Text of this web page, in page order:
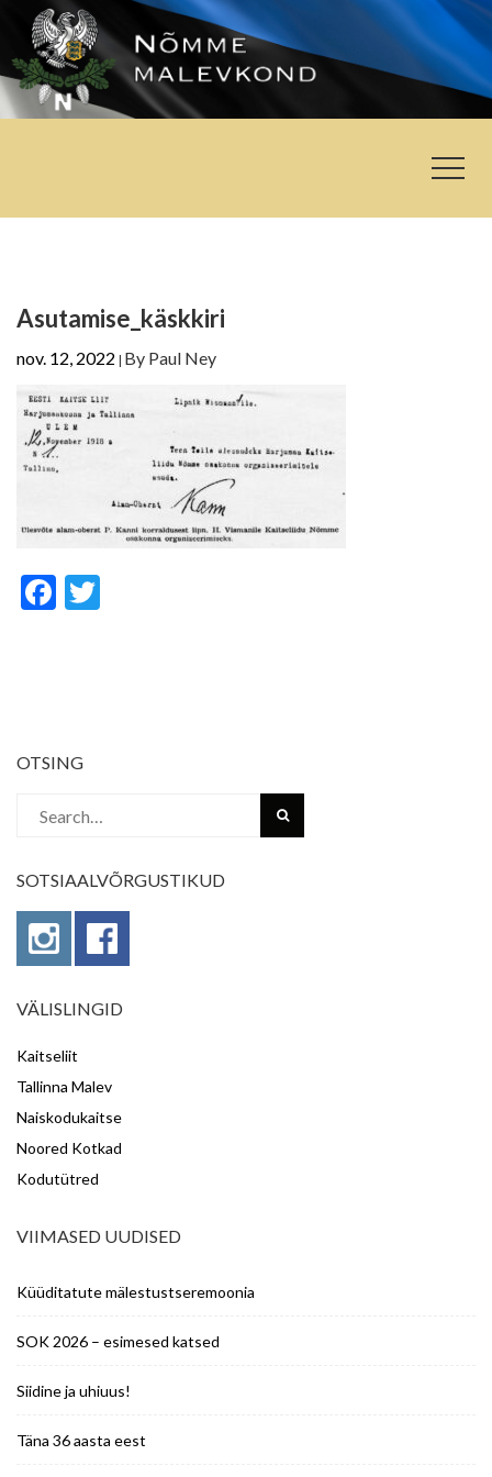
Asutamise_käskkiri
nov. 12, 2022 | By Paul Ney
Facebook
OTSING
Search
SOTSIAALVÕRGUSTIKUD
VÄLISLINGID
Kaitseliit
Tallinna Malev
Naiskodukaitse
Noored Kotkad
Kodutütred
VIIMASED UUDISED
Küüditatute mälestustseremoonia
SOK 2026 – esimesed katsed
Siidine ja uhiuus!
Täna 36 aasta eest